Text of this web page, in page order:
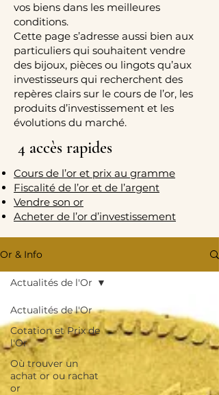
vos biens dans les meilleures
conditions.
Cette page s’adresse aussi bien aux
particuliers qui souhaitent vendre
des bijoux, pièces ou lingots qu’aux
investisseurs qui recherchent des
repères clairs sur le cours de l’or, les
produits d’investissement et les
évolutions du marché.
4 accès rapides
Cours de l’or et prix au gramme
Fiscalité de l’or et de l’argent
Vendre son or
Acheter de l’or d’investissement
Or & Info
Actualités de l'Or
Cotation et Prix de
l'Or
Où trouver un
achat or ou rachat
or
Actualités de l'Or